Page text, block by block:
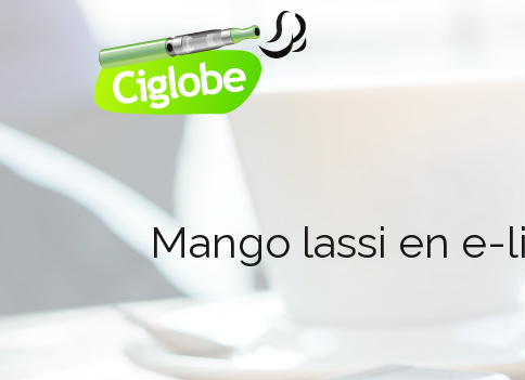
Mango lassi en e-